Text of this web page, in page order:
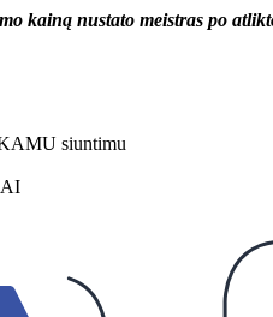
kainą nustato meistras po
siuntimu